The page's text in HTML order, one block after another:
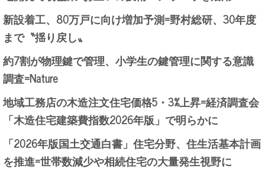
新設着工、80万戸に向け増加予測=野村総研、30年度
まで〝揺り戻し〟
約7割が物理鍵で管理、小学生の鍵管理に関する意識
調査=Nature
地域工務店の木造注文住宅価格5・3%上昇=経済調査会
「木造住宅建築費指数2026年版」で明らかに
「2026年版国土交通白書」住宅分野、住生活基本計画
を推進=世帯数減少や相続住宅の大量発生視野に